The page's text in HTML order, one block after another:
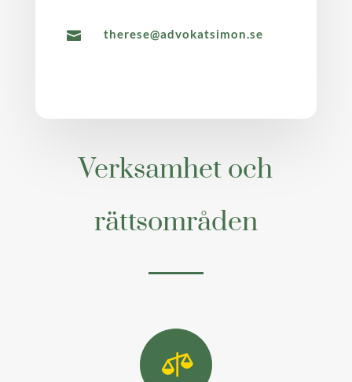
 therese@advokatsimon.se
Verksamhet och
rättsområden
